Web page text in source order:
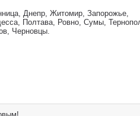
Днепр, Житомир, Запорожье,
Полтава, Ровно, Сумы,
Черновцы.